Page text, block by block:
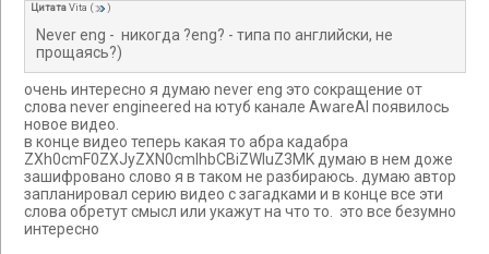
ЦитатаVita ( )
Never eng - никогда ?eng? - типа по английски, не
прощаясь?)
очень интересно я думаю never eng это сокращение от
слова never engineered на ютуб канале AwareAI появилось
новое видео.
в конце видео теперь какая то абра кадабра
ZXh0cmF0ZXJyZXN0cmlhbCBiZWluZ3MK думаю в нем доже
зашифровано слово я в таком не разбираюсь. думаю автор
запланировал серию видео с загадками и в конце все эти
слова обретут смысл или укажут на что то. это все безумно
интересно